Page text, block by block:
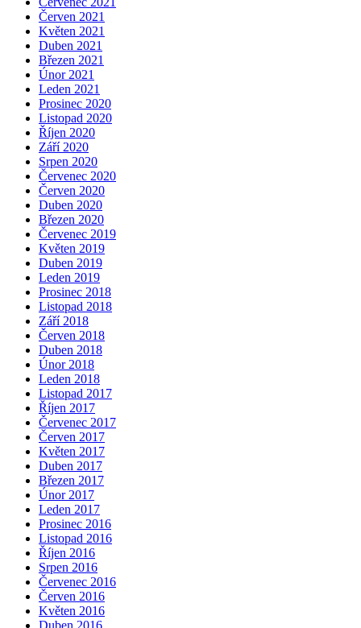
Červen 2021
Květen 2021
Duben 2021
Březen 2021
Únor 2021
Leden 2021
Prosinec 2020
Listopad 2020
Říjen 2020
Září 2020
Srpen 2020
Červenec 2020
Červen 2020
Duben 2020
Březen 2020
Červenec 2019
Květen 2019
Duben 2019
Leden 2019
Prosinec 2018
Listopad 2018
Září 2018
Červen 2018
Duben 2018
Únor 2018
Leden 2018
Listopad 2017
Říjen 2017
Červenec 2017
Červen 2017
Květen 2017
Duben 2017
Březen 2017
Únor 2017
Leden 2017
Prosinec 2016
Listopad 2016
Říjen 2016
Srpen 2016
Červenec 2016
Červen 2016
Květen 2016